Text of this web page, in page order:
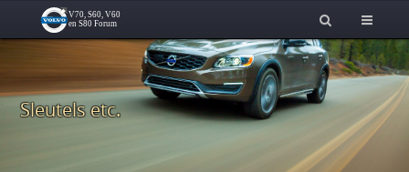
Sleutels etc.